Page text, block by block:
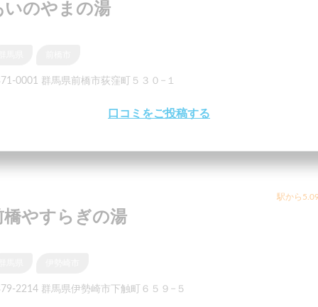
いのやまの湯
0001 群馬県前橋市荻窪町５３０−１
口コミをご投稿する
駅から
橋やすらぎの湯
2214 群馬県伊勢崎市下触町６５９−５